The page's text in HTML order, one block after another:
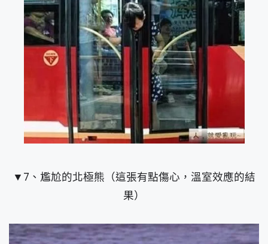
▼7、尷尬的北極熊（這張有點傷心，溫室效應的結
果）